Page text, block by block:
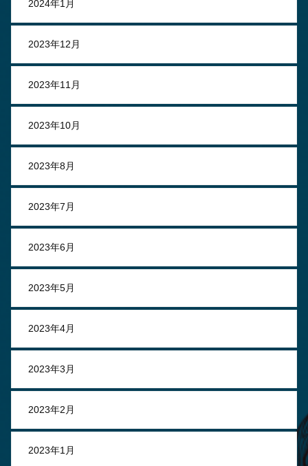
2024年1月
2023年12月
2023年11月
2023年10月
2023年8月
2023年7月
2023年6月
2023年5月
2023年4月
2023年3月
2023年2月
2023年1月